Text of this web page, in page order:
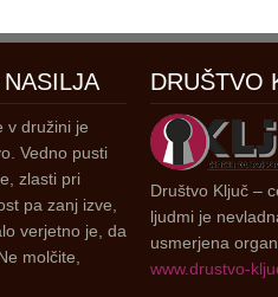
v družini je
Vedno pusti
zlasti pri
pa zanj izve,
verjetno je, da
molčite,
DRUŠTVO
Društvo Ključ –
ljudmi je
usmerjena
www.drustvo-